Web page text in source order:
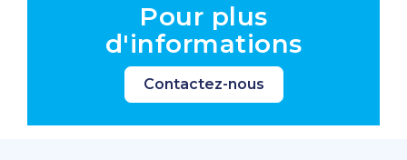
Pour plus
d'informations
Contactez-nous